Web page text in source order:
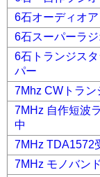
6石オーディオ
6石スーパーラ
6石トランジ
パー
7Mhz CWトラ
7MHz 自作短波
中
7MHz TDA1572
7MHz モノバン